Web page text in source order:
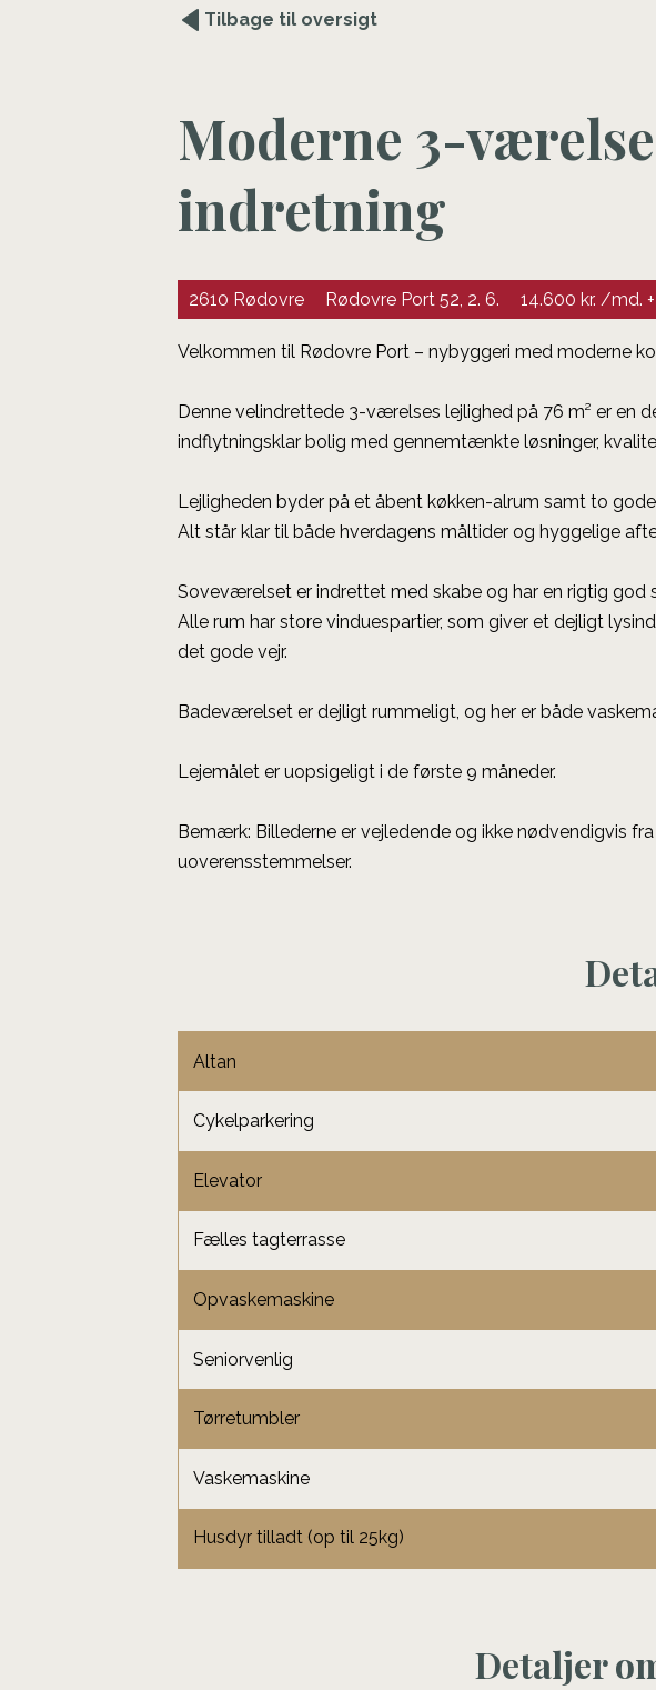
Tilbage til oversigt
Moderne 3-
indretning
2610 Rødovre Rødovre Port 52, 2. 6. 14.600 kr. /md.
Velkommen til Rødovre Port – nybyggeri med moderne
Denne velindrettede 3-værelses lejlighed på 76 m² er en
indflytningsklar bolig med gennemtænkte løsninger,
Lejligheden byder på et åbent køkken-alrum samt to
Alt står klar til både hverdagens måltider og hyggelige
Soveværelset er indrettet med skabe og har en rigtig
Alle rum har store vinduespartier, som giver et dejligt
det gode vejr.
Badeværelset er dejligt rummeligt, og her er både
Lejemålet er uopsigeligt i de første 9 måneder.
Bemærk: Billederne er vejledende og ikke nødvendigvis
uoverensstemmelser.
Altan
Cykelparkering
Elevator
Fælles tagterrasse
Opvaskemaskine
Seniorvenlig
Tørretumbler
Vaskemaskine
Husdyr tilladt (op til 25kg)
Detaljer